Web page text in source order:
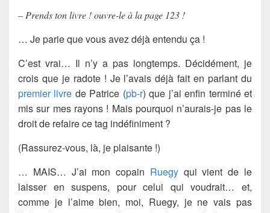
– Prends ton livre ! ouvre-le à la page 123 !
… Je parie que vous avez déjà entendu ça !
C’est vrai… Il n’y a pas longtemps. Décidément, je
crois que je radote ! Je l’avais déjà fait en parlant du
premier livre de Patrice (pb-r) que j’ai enfin terminé et
mis sur mes rayons ! Mais pourquoi n’aurais-je pas le
droit de refaire ce tag indéfiniment ?
(Rassurez-vous, là, je plaisante !)
… MAIS… J’ai mon copain Ruegyqui vient de le
laisser en suspens, pour celui qui voudrait… et,
comme je l’aime bien, moi, Ruegy, je ne vais pas